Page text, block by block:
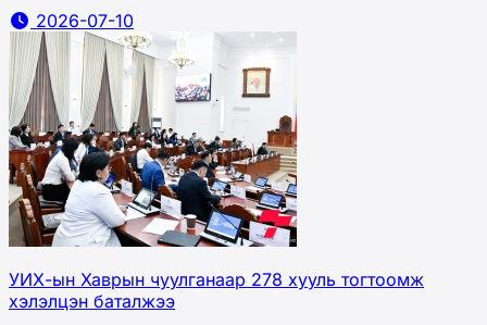
2026-07-10
УИХ-ын Хаврын чуулганаар 278 хууль тогтоомж
хэлэлцэн баталжээ